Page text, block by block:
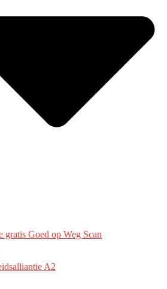
gratis Goed op Weg Scan
A2